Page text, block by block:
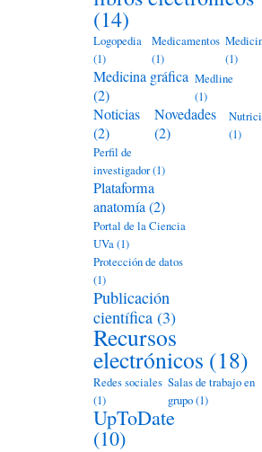
(14)
Logopedia
(1)
Medicamentos
(1)
(1)
Medicina gráfica
(2)
Medline
(1)
Noticias
(2)
Novedades
(2)
(1)
Perfil de
investigador(1)
Plataforma
anatomía(2)
Portal de la Ciencia
UVa(1)
Protección de datos
(1)
Publicación
científica (3)
Recursos
electrónicos (18)
Redes sociales
(1)
Salas de trabajo en
grupo(1)
UpToDate
(10)